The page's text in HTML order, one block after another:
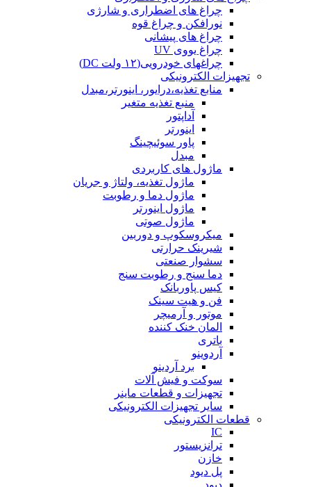
چراغ های اضطراری و شارژی
نورافکن و چراغ قوه
چراغ های پیشانی
چراغ یووی UV
چراغهای خودرویی(۱۲ ولت DC)
تجهیزات الکترونیکی
منابع تغذیه،درایور، اینورتر،مبدل
منبع تغذیه متغیر
آداپتور
اینورتر
پاور سوئیچینگ
مبدل
ماژول های کاربردی
ماژول تغذیه، ولتاژ و جریان
ماژول دما و رطوبت
ماژول اینورتر
ماژول صوتی
میکروسکوپ و دوربین
شیرینک حرارتی
سشوار صنعتی
دما سنج و رطوبت سنج
کیس پاوربانک
فن و هیت سینک
موتور و آرمیچر
المان خنک کننده
باتری
آردوینو
برد آردینو
سوکت و فیش آلات
تجهیزات و قطعات ماینر
سایر تجهیزات الکترونیکی
قطعات الکترونیکی
IC
ترانزیستور
خازن
پل دیود